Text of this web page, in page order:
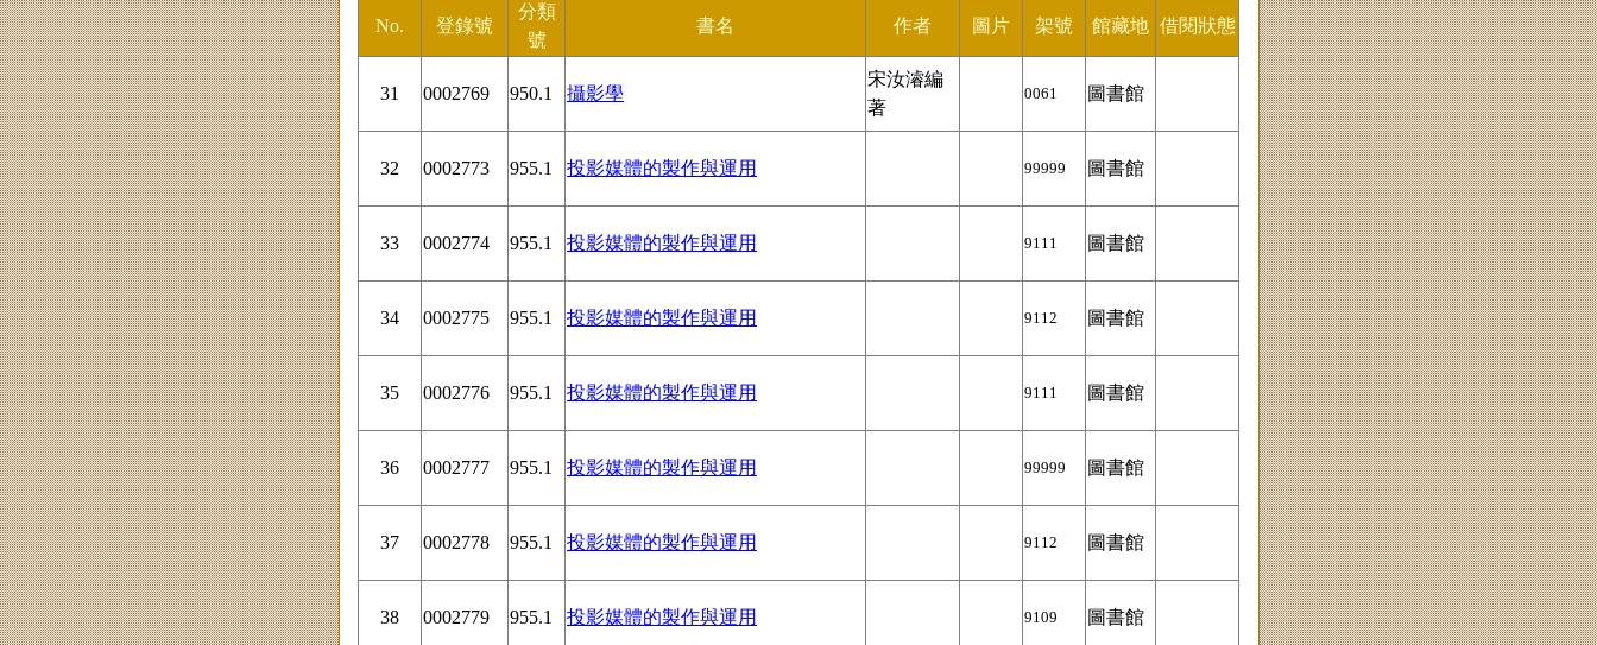
No. 登錄號
分類
號
書名 作者 圖片 架號 館藏地 借閱狀態
31 0002769 950.1 攝影學
宋汝濬編
著
0061 圖書館
32 0002773 955.1 投影媒體的製作與運用 99999 圖書館
33 0002774 955.1 投影媒體的製作與運用 9111 圖書館
34 0002775 955.1 投影媒體的製作與運用 9112 圖書館
35 0002776 955.1 投影媒體的製作與運用 9111 圖書館
36 0002777 955.1 投影媒體的製作與運用 99999 圖書館
37 0002778 955.1 投影媒體的製作與運用 9112 圖書館
38 0002779 955.1 投影媒體的製作與運用 9109 圖書館